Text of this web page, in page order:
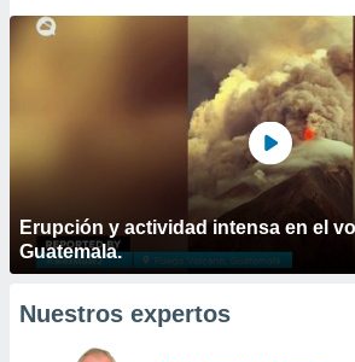
Erupción y actividad intensa en el
Guatemala.
Nuestros expertos